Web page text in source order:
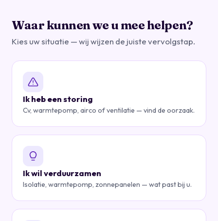
Waar kunnen we u mee helpen?
Kies uw situatie — wij wijzen de juiste vervolgstap.
Ik heb een storing
Cv, warmtepomp, airco of ventilatie — vind de oorzaak.
Ik wil verduurzamen
Isolatie, warmtepomp, zonnepanelen — wat past bij u.